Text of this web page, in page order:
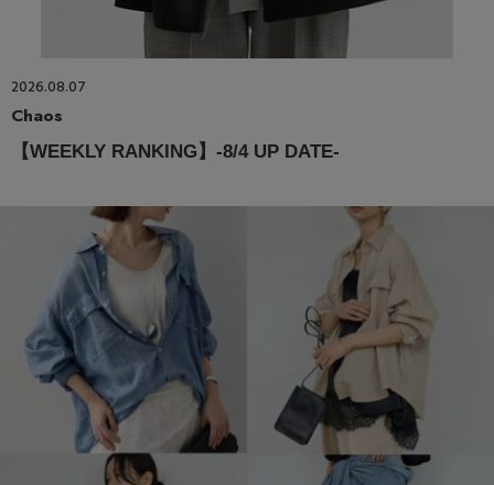
2026.08.07
Chaos
【WEEKLY RANKING】-8/4 UP DATE-